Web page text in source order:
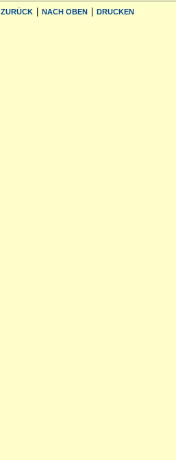
ZURÜCK | NACH OBEN | DRUCKEN